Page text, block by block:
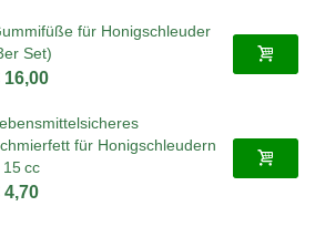
für Honigschleuder
Set)
16,00
für Honigschleudern
15 cc
4,70